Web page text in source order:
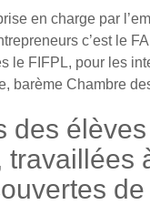
en charge par
c’est le
le FIFPL, pour les
barème Chambre
des
travaillées